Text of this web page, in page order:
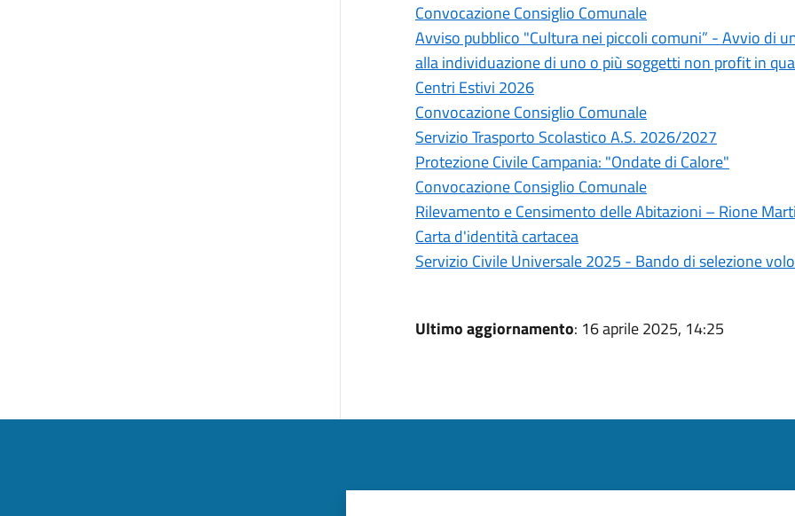
Convocazione Consiglio Comunale
Avviso pubblico "Cultura nei piccoli comuni” - Avvio di
alla individuazione di uno o più soggetti non profit in
Centri Estivi 2026
Convocazione Consiglio Comunale
Servizio Trasporto Scolastico A.S. 2026/2027
Protezione Civile Campania: "Ondate di Calore"
Convocazione Consiglio Comunale
Rilevamento e Censimento delle Abitazioni – Rione
Carta d'identità cartacea
Servizio Civile Universale 2025 - Bando di selezione
Ultimo aggiornamento: 16 aprile 2025, 14:25